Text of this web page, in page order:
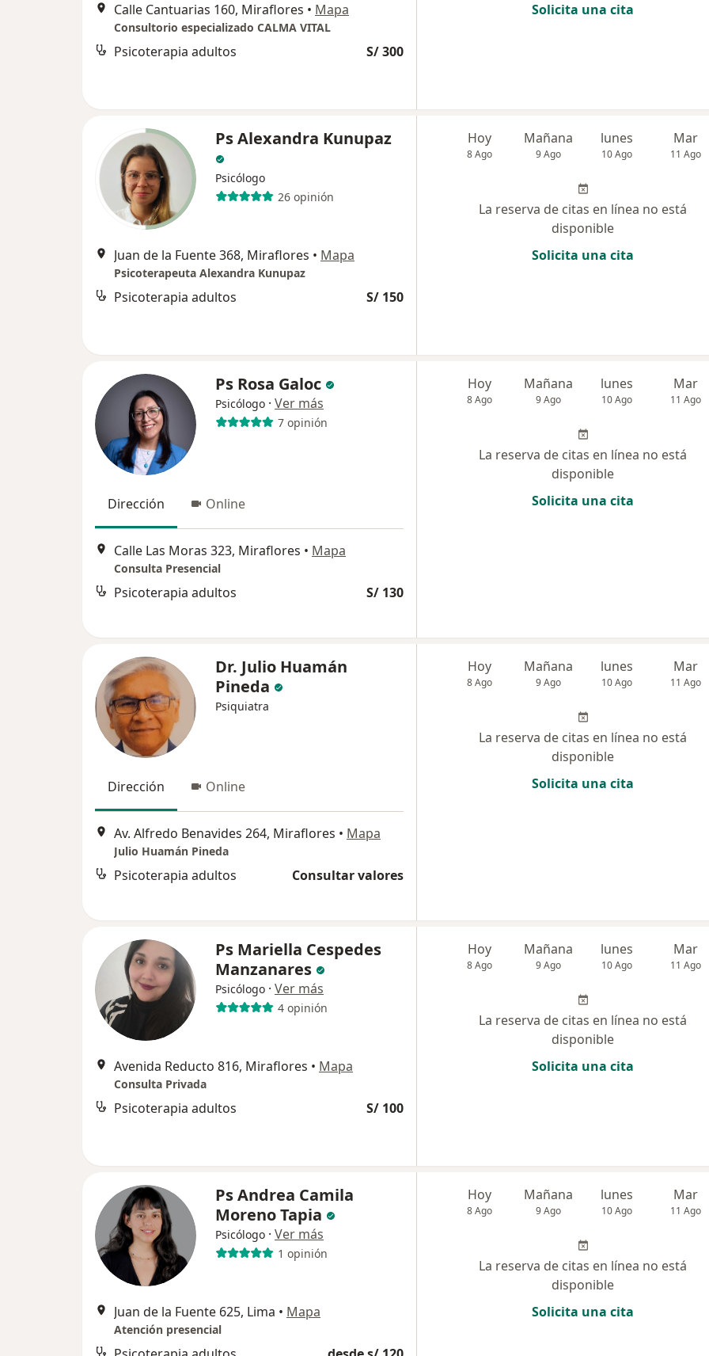
Calle Cantuarias 160, Miraflores • Mapa
Consultorio especializado CALMA VITAL
Psicoterapia adultos S/ 300
Solicita una cita
Ps Alexandra Kunupaz
Psicólogo
26 opinión
Juan de la Fuente 368, Miraflores • Mapa
Psicoterapeuta Alexandra Kunupaz
Psicoterapia adultos S/ 150
Hoy
8 Ago
Mañana
9 Ago
lunes
10 Ago
Mar
11 Ago
La reserva de citas en línea no está
disponible
Solicita una cita
Ps Rosa Galoc
Psicólogo · Ver más
7 opinión
Dirección Online
Calle Las Moras 323, Miraflores • Mapa
Consulta Presencial
Psicoterapia adultos S/ 130
Hoy
8 Ago
Mañana
9 Ago
lunes
10 Ago
Mar
11 Ago
La reserva de citas en línea no está
disponible
Solicita una cita
Dr. Julio Huamán
Pineda
Psiquiatra
Dirección Online
Av. Alfredo Benavides 264, Miraflores • Mapa
Julio Huamán Pineda
Psicoterapia adultos Consultar valores
Hoy
8 Ago
Mañana
9 Ago
lunes
10 Ago
Mar
11 Ago
La reserva de citas en línea no está
disponible
Solicita una cita
Ps Mariella Cespedes
Manzanares
Psicólogo · Ver más
4 opinión
Avenida Reducto 816, Miraflores • Mapa
Consulta Privada
Psicoterapia adultos S/ 100
Hoy
8 Ago
Mañana
9 Ago
lunes
10 Ago
Mar
11 Ago
La reserva de citas en línea no está
disponible
Solicita una cita
Ps Andrea Camila
Moreno Tapia
Psicólogo · Ver más
1 opinión
Juan de la Fuente 625, Lima • Mapa
Atención presencial
Hoy
8 Ago
Mañana
9 Ago
lunes
10 Ago
Mar
11 Ago
La reserva de citas en línea no está
disponible
Solicita una cita